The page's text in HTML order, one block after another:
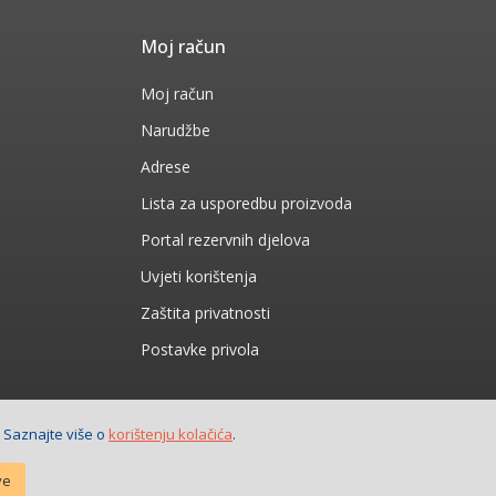
Moj račun
Moj račun
Narudžbe
Adrese
Lista za usporedbu proizvoda
Portal rezervnih djelova
Uvjeti korištenja
Zaštita privatnosti
Postavke privola
više o korištenju kolačića.